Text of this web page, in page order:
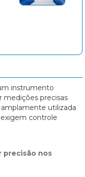
instrumento
medições precisas
utilizada
controle
precisão nos